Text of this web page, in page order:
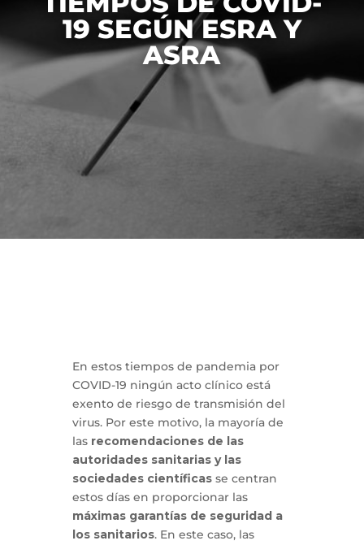
19 SEGÚN ESRA Y
ASRA
En estos tiempos de pandemia por
COVID-19 ningún acto clínico está
exento de riesgo de transmisión del
virus. Por este motivo, la mayoría de
las recomendaciones de las
autoridades sanitarias y las
sociedades científicasse centran
estos días en proporcionar las
máximas garantías de seguridad a
los sanitarios. En este caso, las